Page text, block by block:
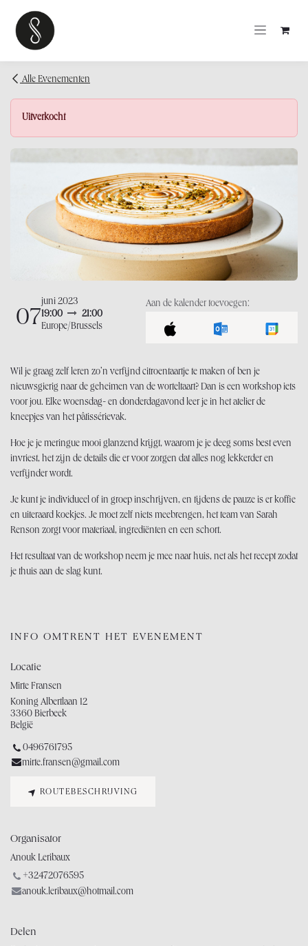
Alle Evenementen
Uitverkocht
07
juni 2023
19:00
21:00
Europe/Brussels
Aan de kalender toevoegen:
Wil je graag zelf leren zo’n verfijnd citroentaartje te maken of ben je
nieuwsgierig naar de geheimen van de worteltaart? Dan is een workshop iets
voor jou. Elke woensdag- en donderdagavond leer je in het atelier de
kneepjes van het pâtissérievak.
Hoe je je meringue mooi glanzend krijgt, waarom je je deeg soms best even
invriest, het zijn de details die er voor zorgen dat alles nog lekkerder en
verfijnder wordt.
Je kunt je individueel of in groep inschrijven, en tijdens de pauze is er koffie
en uiteraard koekjes. Je moet zelf niets meebrengen, het team van Sarah
Renson zorgt voor materiaal, ingrediënten en een schort.
Het resultaat van de workshop neem je mee naar huis, net als het recept zodat
je thuis aan de slag kunt.
INFO OMTRENT HET EVENEMENT
Locatie
Mirte Fransen
Koning Albertlaan 12
3360 Bierbeek
België
0496761795
mirte.fransen@gmail.com
ROUTEBESCHRIJVING
Organisator
Anouk Leribaux
+32472076595
anouk.leribaux@hotmail.com
Delen